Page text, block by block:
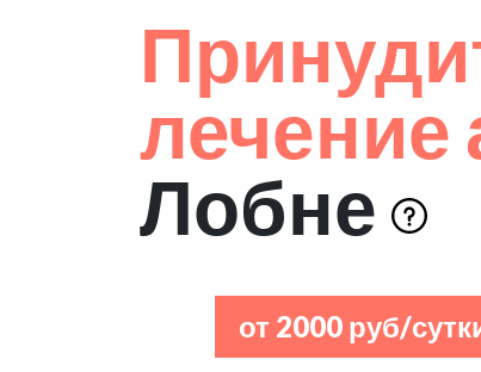
лечение
Лобне
от 2000 руб/